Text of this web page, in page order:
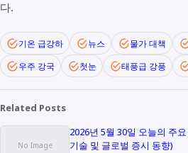
다.
기온 급강하 뉴스 물가 대책
우주 강국
첫눈 태풍급 강풍
Related Posts
2026년 5월 30일 오늘의 주
기술 및 글로벌 증시 동향)